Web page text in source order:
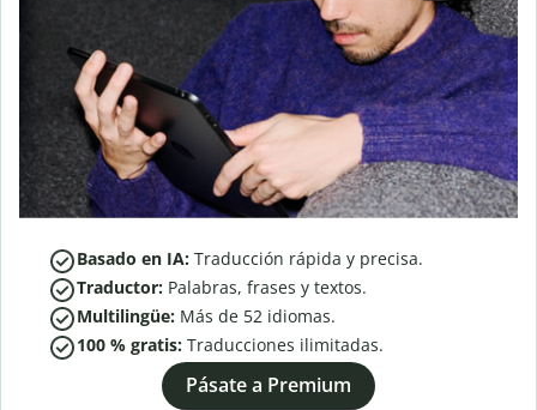
Basado en IA: Traducción rápida y precisa.
Traductor: Palabras, frases y textos.
Multilingüe: Más de 52 idiomas.
100 % gratis: Traducciones ilimitadas.
Pásate a Premium